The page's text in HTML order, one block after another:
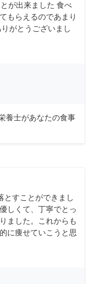
が出来ました 食べ
もらえるのであまり
がとうございまし
士があなたの食事
とすことができまし
しくて、丁寧でとっ
ました。これからも
に痩せていこうと思